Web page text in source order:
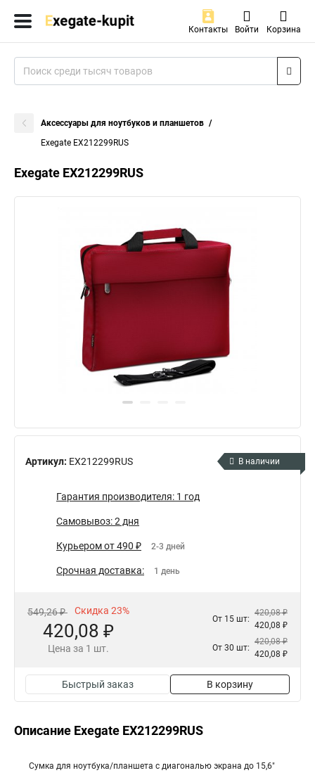
Контакты Войти Корзина
Аксессуары для ноутбуков и планшетов
Exegate EX212299RUS
Exegate EX212299RUS
Артикул: EX212299RUS В наличии
Гарантия производителя: 1 год
Самовывоз: 2 дня
Курьером от 490 ₽ 2-3 дней
Срочная доставка: 1 день
549,26 ₽ Скидка 23%
420,08 ₽
Цена за 1 шт.
От 15 шт:
420,08 ₽
420,08 ₽
От 30 шт:
420,08 ₽
420,08 ₽
Быстрый заказ В корзину
Описание Exegate EX212299RUS
Сумка для ноутбука/планшета с диагональю экрана до 15,6"